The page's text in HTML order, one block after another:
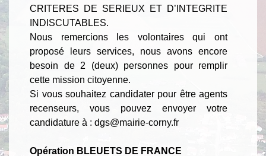
CRITERES DE SERIEUX ET D’INTEGRITE
INDISCUTABLES.
Nous remercions les volontaires qui ont
proposé leurs services, nous avons encore
besoin de 2 (deux) personnes pour remplir
cette mission citoyenne.
Si vous souhaitez candidater pour être agents
recenseurs, vous pouvez envoyer votre
candidature à : dgs@mairie-corny.fr
Opération BLEUETS DE FRANCE